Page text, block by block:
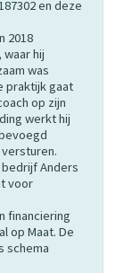
en deze
2018
hij
was
praktijk gaat
op zijn
werkt hij
Anders
voor
financiering
op Maat. De
schema